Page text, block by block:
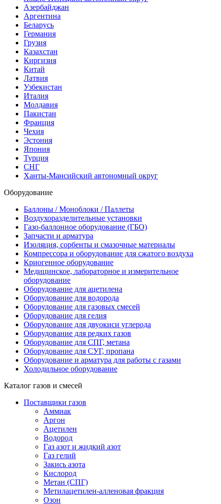
Азербайджан
Аргентина
Беларусь
Германия
Грузия
Казахстан
Киргизия
Китай
Латвия
Узбекистан
Италия
Молдавия
Пакистан
Франция
Чехия
Эстония
Япония
Турция
СНГ
Ханты-Мансийский автономный округ
Оборудование
Баллоны / Моноблоки / Паллеты
Воздухоразделительные установки
Газо-баллонное оборудование (ГБО)
Запчасти и арматура
Изоляция, сорбенты и смазочные материалы
Компрессора и оборудование для сжатого воздуха
Криогенное оборудование
Медицинское, лабораторное и измерительное
оборудование
Оборудование для ацетилена
Оборудование для водорода
Оборудование для газовых смесей
Оборудование для гелия
Оборудование для двуокиси углерода
Оборудование для редких газов
Оборудование для СПГ, метана
Оборудование для СУГ, пропана
Оборудование и арматура для работы с газами
Холодильное оборудование
Каталог газов и смесей
Поставщики газов
Аммиак
Аргон
Ацетилен
Водород
Газ азот и жидкий азот
Газ гелий
Закись азота
Кислород
Метан (СПГ)
Метилацетилен-алленовая фракция
Озон